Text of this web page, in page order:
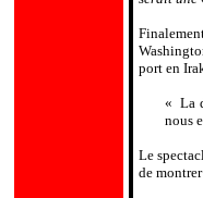
port en
« La
nous
Le
de